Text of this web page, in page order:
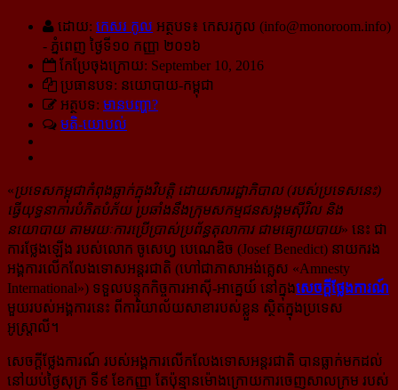
ដោយ: កេសរ កូល អត្ថបទ៖ កេសរកូល (info@monoroom.info)
- ភ្នំពេញ ថ្ងៃទី១០ កញ្ញា ២០១៦
កែប្រែចុងក្រោយ: September 10, 2016
ប្រធានបទ: នយោបាយ-កម្ពុជា
អត្ថបទ: មានបញ្ហា?
មតិ-យោបល់
«ប្រទេសកម្ពុជា​កំពុងធ្លាក់ក្នុងវិបត្តិ ដោយសាររដ្ឋាភិបាល (របស់ប្រទេសនេះ)
ធ្វើយុទ្ធនាការបំភិតបំភ័យ ប្រឆាំង​នឹងក្រុមសកម្មជនសង្គមស៊ីវិល និង
នយោបាយ តាមរយៈការប្រើប្រាស់ប្រព័ន្ធតុលាការ ជា​មធ្យោយបាយ» នេះ ជា​
ការ​ថ្លែង​ឡើង របស់លោក ចូសេហ្វ បេណេឌិច (Josef Benedict) នាយករង​
អង្គការ​លើក​លែង​ទោស​​អន្តរជាតិ (ហៅ​ជាភាសាអង់គ្លេស «Amnesty
International») ទទួលបន្ទុក​កិច្ចការ​អាស៊ី-​អាគ្នេយ៍ នៅ​ក្នុង​សេចក្ដី​ថ្លែងការណ៍​​
មួយ​​របស់​អង្គការនេះ ពីការិយាល័យសាខារបស់ខ្លួន ស្ថិតក្នុង​ប្រទេស​
អូស្ត្រាលី។
សេចក្ដីថ្លែងការណ៍ របស់អង្គការ​លើក​លែង​ទោសអន្តរជាតិ បានធ្លាក់មកដល់
នៅយប់ថ្ងៃសុក្រ ទី៩ ខែកញ្ញា តែ​ប៉ុន្មានម៉ោងក្រោយ​​ការចេញ​សាល​​ក្រម របស់